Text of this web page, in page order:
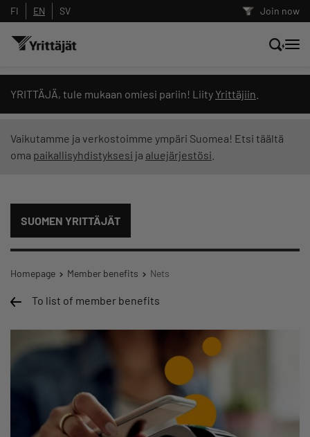
Join now
FI EN SV
YRITTÄJÄ, tule mukaan omiesi pariin! Liity Yrittäjiin
Vaikutamme ja verkostoimme ympäri Suomea! Etsi täältä
oma paikallisyhdistyksesi ja aluejärjestösi
SUOMEN YRITTÄJÄT
Homepage Member benefits Nets
To list of member benefits
Search news, content and training